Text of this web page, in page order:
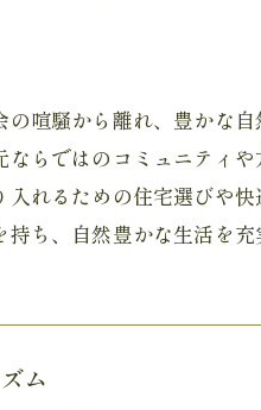
喧騒から離れ、豊かな
らではのコミュニティ
れるための住宅選びや
ち、自然豊かな生活を
ム